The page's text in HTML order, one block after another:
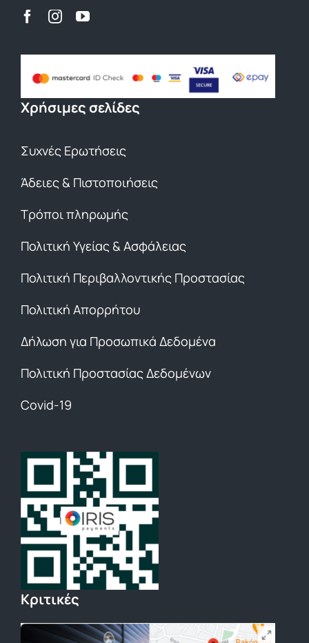
Χρήσιμες σελίδες
Συχνές Ερωτήσεις
Άδειες & Πιστοποιήσεις
Τρόποι πληρωμής
Πολιτική Υγείας & Ασφάλειας
Πολιτική Περιβαλλοντικής Προστασίας
Πολιτική Απορρήτου
Δήλωση για Προσωπικά Δεδομένα
Πολιτική Προστασίας Δεδομένων
Covid-19
Κριτικές